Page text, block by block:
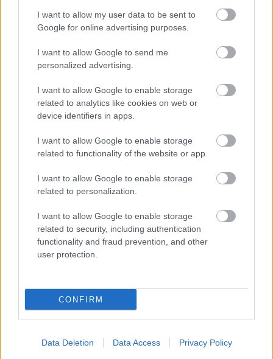
I want to allow my user data to be sent to
Google for online advertising purposes.
I want to allow Google to send me
personalized advertising.
I want to allow Google to enable storage
related to analytics like cookies on web or
device identifiers in apps.
I want to allow Google to enable storage
related to functionality of the website or app.
I want to allow Google to enable storage
related to personalization.
I want to allow Google to enable storage
related to security, including authentication
functionality and fraud prevention, and other
user protection.
CONFIRM
Data Deletion Data Access Privacy Policy
Vasas: A Vidi fiatal támadóját
szerezték meg - hivatalos
Videotontól az NB I-be szerződött.
Itt állíthatod be, hogy a Csakfoci az elsők
között legyen a Google-találatokban
Tetszett a cikk? Megosztanád?
CÍMKÉK: #MAGYAR FOCI #NB I
#ÁTIGAZOLÁSOK
#HAZAI ÁTIGAZOLÁSI HÍREK
#NYÍREGYHÁZA SPARTACUS
#HŐS ZSOMBOR